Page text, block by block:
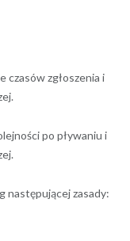
czasów zgłoszenia i
po pływaniu i
następującej zasady: